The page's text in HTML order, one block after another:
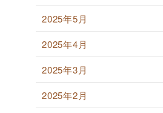
2025年5月
2025年4月
2025年3月
2025年2月